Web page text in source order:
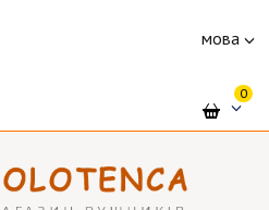
мова
0